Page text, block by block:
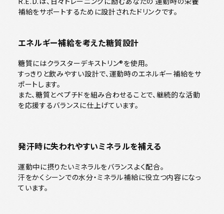
補給をサポートするために設計されたドリンクです。
エネルギー補給を考えた糖質設計
糖質にはクラスターデキストリン®を使用。
すっきりと飲みやすい設計で、運動時のエネルギー補給をサ
ポートします。
また、糖質とペプチドを組み合わせることで、継続的な活動
を応援するバランスに仕上げています。
発汗時に失われやすいミネラルを補える
運動中に摂りたいミネラルをバランスよく配合。
汗をかくシーンでの水分・ミネラル補給に役立つ内容になっ
ています。